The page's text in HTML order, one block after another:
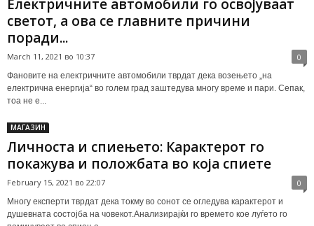
Електричните автомобили го освојуваат
светот, а ова се главните причини
поради...
March 11, 2021 во 10:37 0
Фановите на електричните автомобили тврдат дека возењето „на
електрична енергија“ во голем град заштедува многу време и пари. Сепак,
тоа не е...
МАГАЗИН
Личноста и спиењето: Карактерот го
покажува и положбата во која спиете
February 15, 2021 во 22:07 0
Многу експерти тврдат дека токму во сонот се огледува карактерот и
душевната состојба на човекот.Анализирајќи го времето кое луѓето го